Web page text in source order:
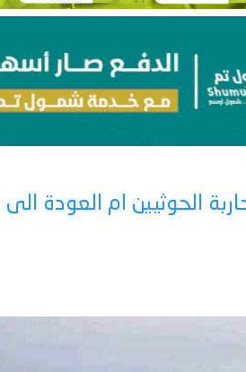
الحوثيين ام العودة الى